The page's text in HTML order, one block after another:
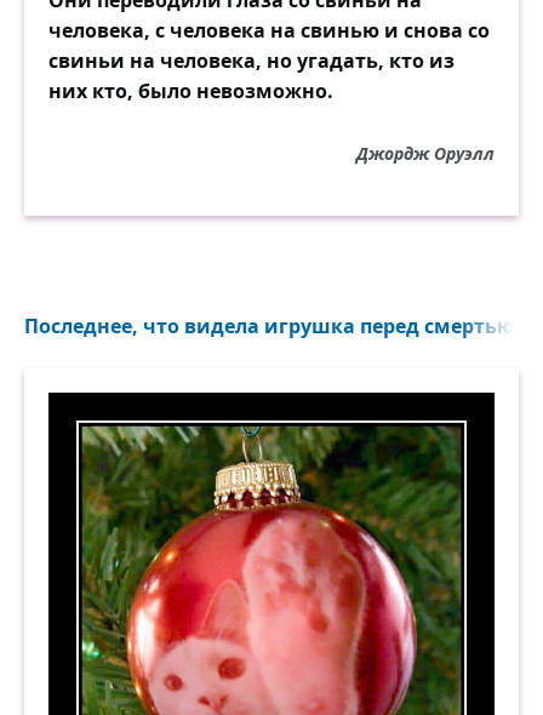
человека, с человека на свинью и снова со
свиньи на человека, но угадать, кто из
них кто, было невозможно.
Джордж Оруэлл
Последнее, что видела игрушка перед смертью...